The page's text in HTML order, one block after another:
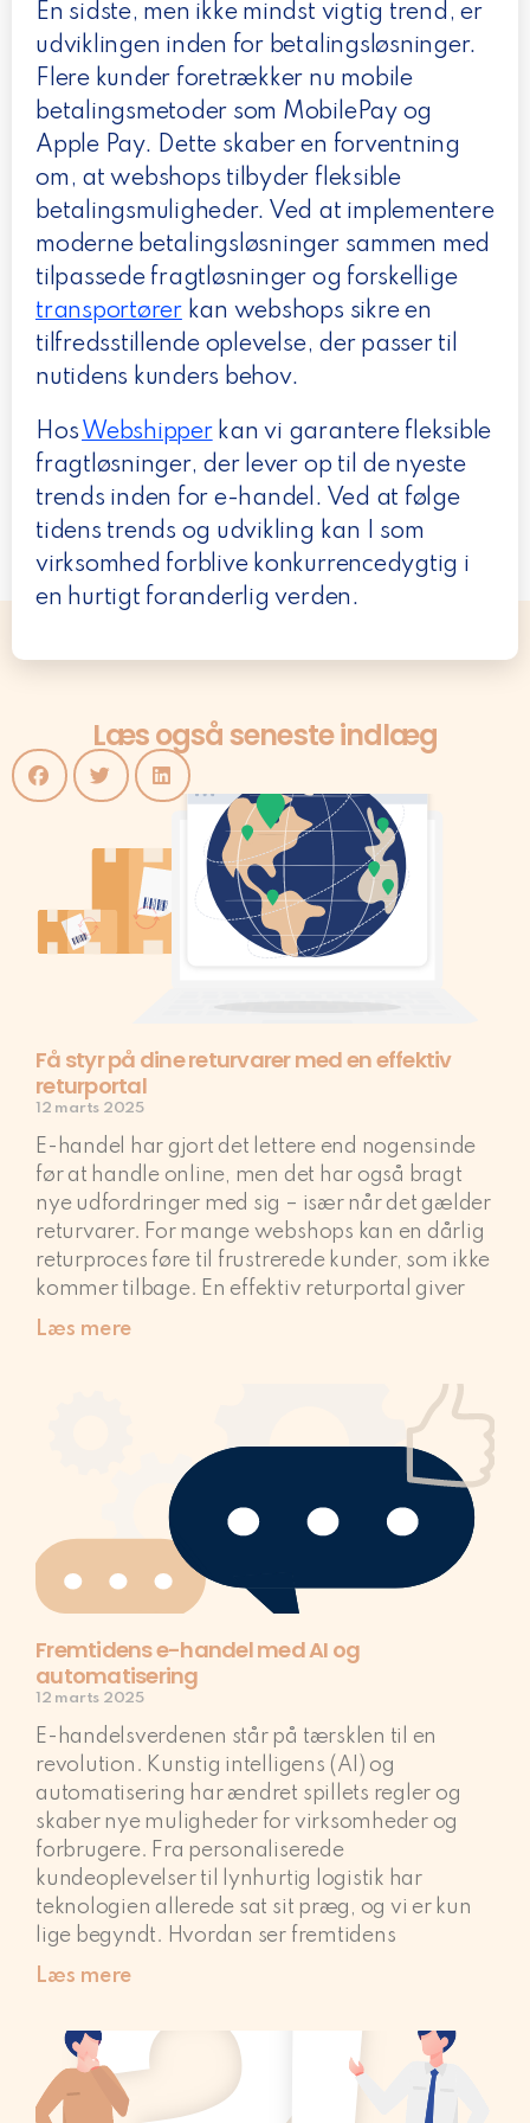
En sidste, men ikke mindst vigtig trend, er
udviklingen inden for betalingsløsninger.
Flere kunder foretrækker nu mobile
betalingsmetoder som MobilePay og
Apple Pay. Dette skaber en forventning
om, at webshops tilbyder fleksible
betalingsmuligheder. Ved at implementere
moderne betalingsløsninger sammen med
tilpassede fragtløsninger og forskellige
transportørerkan webshops sikre en
tilfredsstillende oplevelse, der passer til
nutidens kunders behov.
Hos Webshipperkan vi garantere fleksible
fragtløsninger, der lever op til de nyeste
trends inden for e-handel. Ved at følge
tidens trends og udvikling kan I som
virksomhed forblive konkurrencedygtig i
en hurtigt foranderlig verden.
Læs også seneste indlæg
Få styr på dine returvarer med en effektiv
returportal
12 marts 2025
E-handel har gjort det lettere end nogensinde
før at handle online, men det har også bragt
nye udfordringer med sig – især når det gælder
returvarer. For mange webshops kan en dårlig
returproces føre til frustrerede kunder, som ikke
kommer tilbage. En effektiv returportal giver
Læs mere
Fremtidens e-handel med AI og
automatisering
12 marts 2025
E-handelsverdenen står på tærsklen til en
revolution. Kunstig intelligens (AI) og
automatisering har ændret spillets regler og
skaber nye muligheder for virksomheder og
forbrugere. Fra personaliserede
kundeoplevelser til lynhurtig logistik har
teknologien allerede sat sit præg, og vi er kun
lige begyndt. Hvordan ser fremtidens
Læs mere